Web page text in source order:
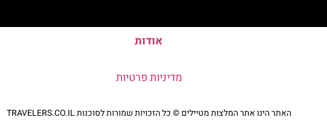
אודות
מדיניות פרטיות
האתר הינו אתר המלצות מטיילים © כל הזכויות שמורות לסוכנות TRAVELERS.CO.IL